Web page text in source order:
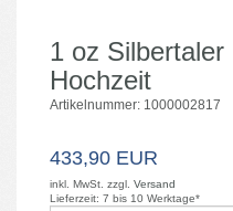
1 oz
Hochzeit
Artikelnummer: 1000002817
433,90 EUR
inkl. MwSt. zzgl. Versand
Lieferzeit: 7 bis 10 Werktage*